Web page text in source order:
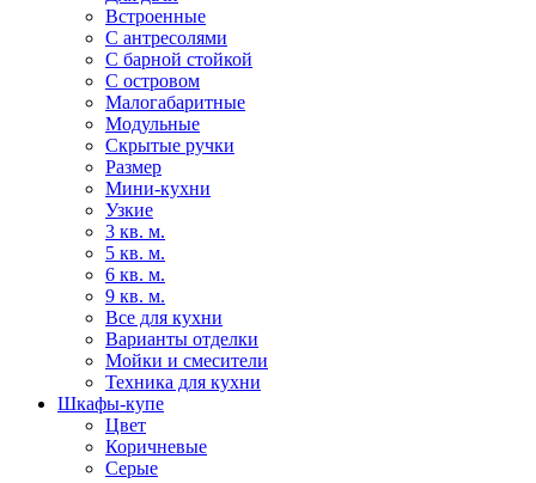
Встроенные
С антресолями
С барной стойкой
С островом
Малогабаритные
Модульные
Скрытые ручки
Размер
Мини-кухни
Узкие
3 кв. м.
5 кв. м.
6 кв. м.
9 кв. м.
Все для кухни
Варианты отделки
Мойки и смесители
Техника для кухни
Шкафы-купе
Цвет
Коричневые
Серые